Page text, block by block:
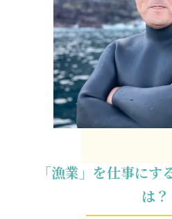
「漁業」を仕事にす
は？